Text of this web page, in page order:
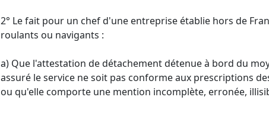
2° Le fait pour un chef d'une entreprise établie hors de
roulants ou navigants :
a) Que l'attestation de détachement détenue à bord du
assuré le service ne soit pas conforme aux prescriptions
ou qu'elle comporte une mention incomplète, erronée,